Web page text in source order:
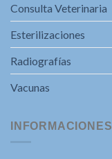
Consulta Veterinaria
Esterilizaciones
Radiografías
Vacunas
INFORMACIONES